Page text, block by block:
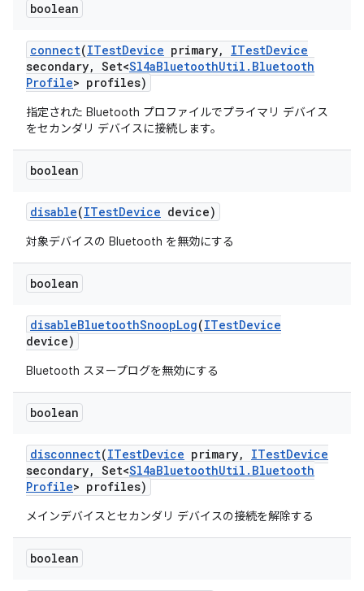
boolean
connect(ITestDevice primary, ITestDevice
secondary, Set<Sl4aBluetoothUtil . Bluetooth
Profile> profiles)
指定された Bluetooth プロファイルでプライマリ デバイス
をセカンダリ デバイスに接続します。
boolean
disable(ITestDevice device)
対象デバイスの Bluetooth を無効にする
boolean
disableBluetoothSnoopLog(ITestDevice
device)
Bluetooth スヌープログを無効にする
boolean
disconnect(ITestDevice primary, ITestDevice
secondary, Set<Sl4aBluetoothUtil . Bluetooth
Profile> profiles)
メインデバイスとセカンダリ デバイスの接続を解除する
boolean